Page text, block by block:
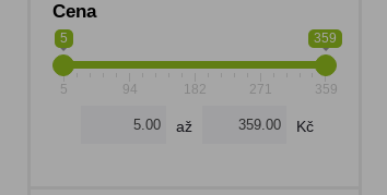
Cena
5 359
5 94 182 271 359
až Kč